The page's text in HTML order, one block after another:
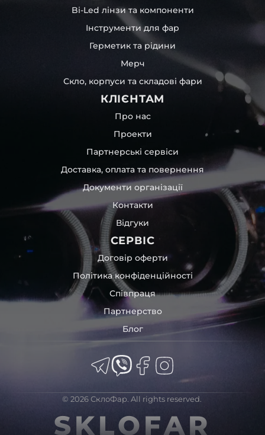
Bi-Led лінзи та компоненти
Інструменти для фар
Герметик та рідини
Мерч
Скло, корпуси та складові фари
КЛІЄНТАМ
Про нас
Проекти
Партнерські сервіси
Доставка, оплата та повернення
Документи організації
Контакти
Відгуки
СЕРВІС
Договір оферти
Політика конфіденційності
Співпраця
Партнерство
Блог
© 2026 СклоФар. All rights reserved.
SKLOFAR